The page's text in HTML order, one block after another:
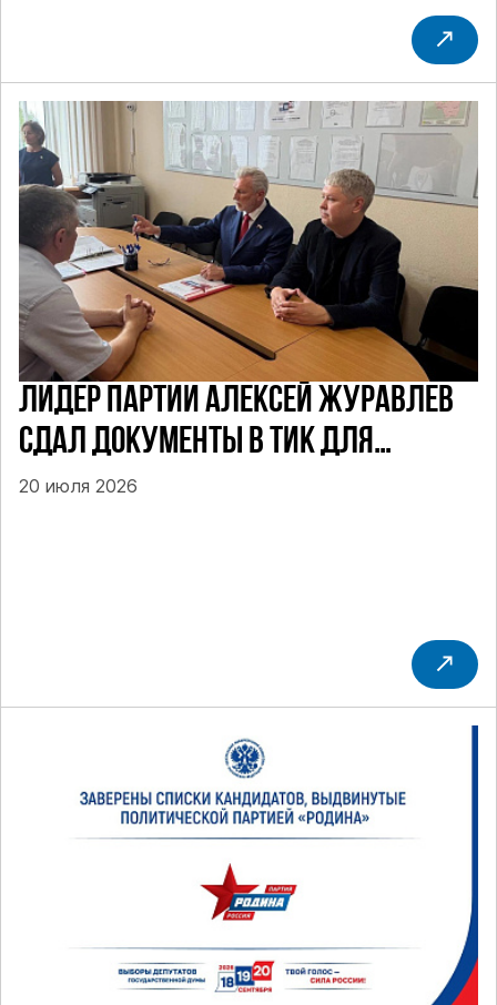
ЛИДЕР ПАРТИИ АЛЕКСЕЙ ЖУРАВЛЕВ
СДАЛ ДОКУМЕНТЫ В ТИК ДЛЯ
УЧАСТИЯ В ПРЕДСТОЯЩИХ ВЫБОРАХ
20 июля 2026